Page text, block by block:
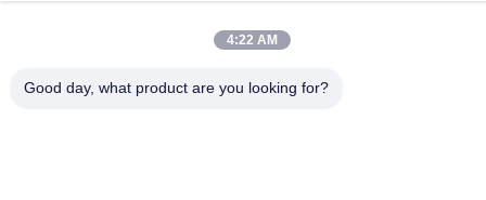
개인정보 보호 정책|사이트맵
중국 좋은 품질 퍼스트메릿 고온 용융 글루 공급업체. 저작권 ©
4:22 AM
Good day, what product are you looking for?